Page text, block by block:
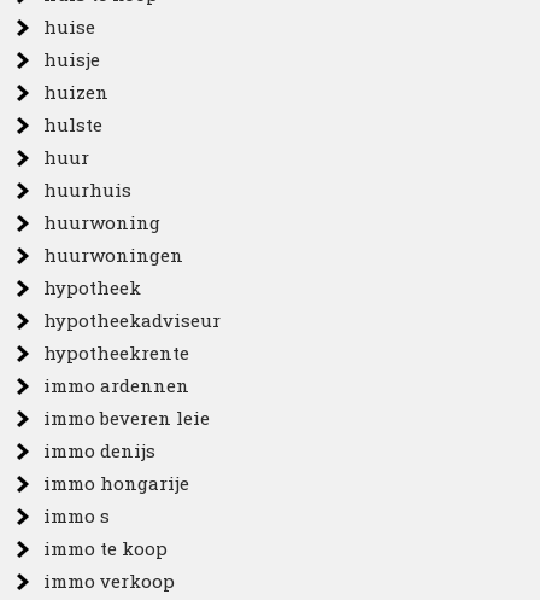
huise
huisje
huizen
hulste
huur
huurhuis
huurwoning
huurwoningen
hypotheek
hypotheekadviseur
hypotheekrente
immo ardennen
immo beveren leie
immo denijs
immo hongarije
immo s
immo te koop
immo verkoop